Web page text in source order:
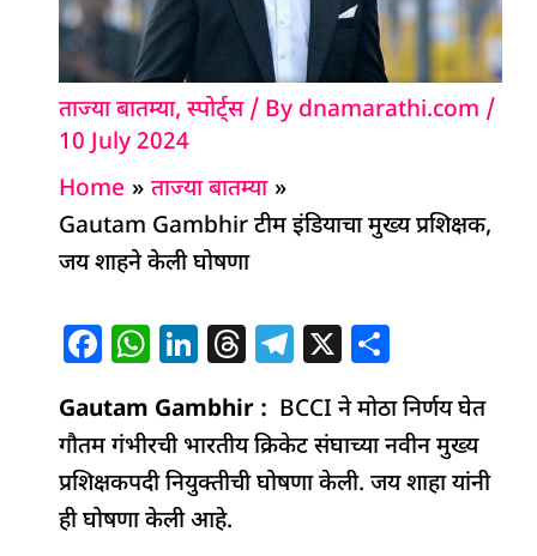
ताज्या बातम्या,स्पोर्ट्स/ By dnamarathi.com /
10 July 2024
Home
ताज्या बातम्या
Gautam Gambhir टीम इंडियाचा मुख्य प्रशिक्षक,
जय शाहने केली घोषणा
F
c
e
b
o
W
at
s
A
p
Li
k
e
dI
n
T
re
a
d
T
e
g
ra
X
h
ar
e
Gautam Gambhir : BCCI ने मोठा निर्णय घेत
गौतम गंभीरची भारतीय क्रिकेट संघाच्या नवीन मुख्य
प्रशिक्षकपदी नियुक्तीची घोषणा केली. जय शाहा यांनी
ही घोषणा केली आहे.